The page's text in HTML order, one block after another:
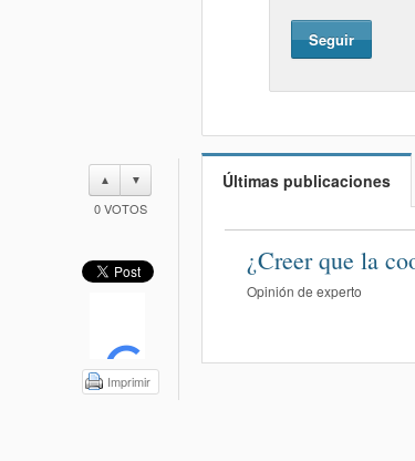
Seguir
▲ ▼
0VOTOS
Imprimir
Últimas publicaciones
¿Creer que la
Opinión de experto